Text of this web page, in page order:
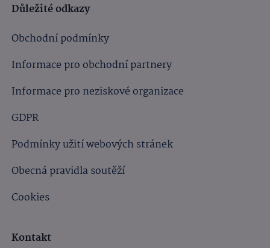
Důležité odkazy
Obchodní podmínky
Informace pro obchodní partnery
Informace pro neziskové organizace
GDPR
Podmínky užití webových stránek
Obecná pravidla soutěží
Cookies
Kontakt